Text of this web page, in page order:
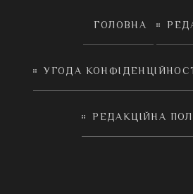
ГОЛОВНА
УГОДА
РЕДАКЦІЙНА